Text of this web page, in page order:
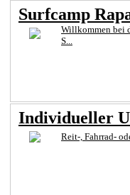
Surfcamp
Willkommen bei
S...
Individueller
Reit-, Fahrrad-